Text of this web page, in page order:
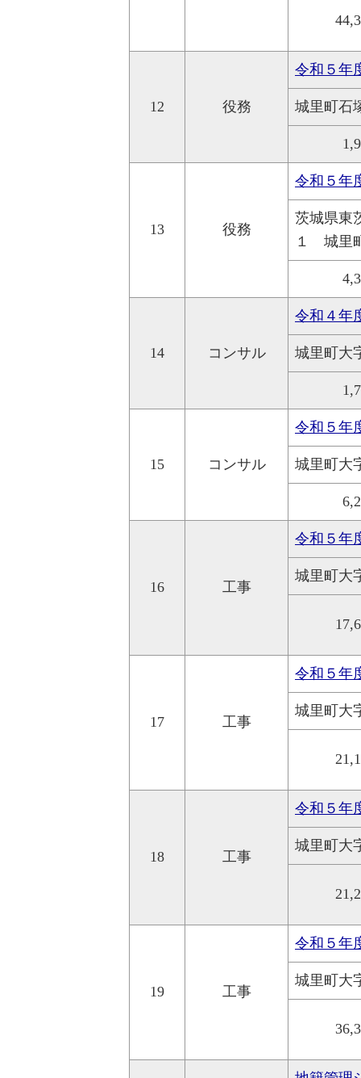
12 役務
令和５年
城里町石
13 役務
令和５年
茨城県東
１ 城里
14 コンサル
令和４年
城里町
15 コンサル
令和５年
城里町
16 工事
令和５年
城里町
17 工事
令和５年
城里町
18 工事
令和５年
城里町大
19 工事
令和５
城里町